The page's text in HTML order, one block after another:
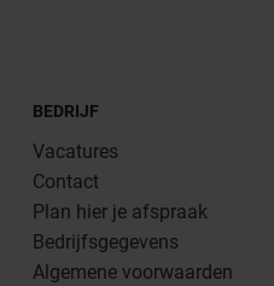
BEDRIJF
Vacatures
Contact
Plan hier je afspraak
Bedrijfsgegevens
Algemene voorwaarden